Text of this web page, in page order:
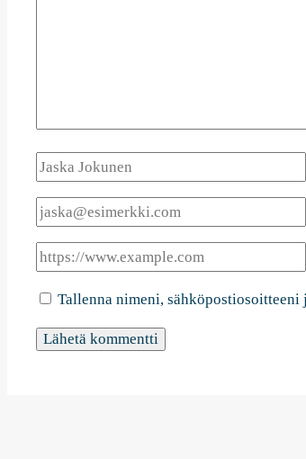
Tallenna nimeni, sähköpostiosoitteeni